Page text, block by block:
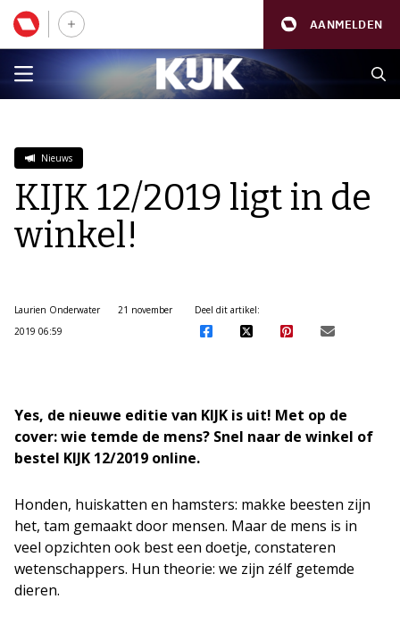
AANMELDEN
Nieuws
KIJK 12/2019 ligt in de
winkel!
Laurien Onderwater
21 november
2019 06:59
Deel dit artikel:
Yes, de nieuwe editie van KIJK is uit! Met op de
cover: wie temde de mens? Snel naar de winkel of
bestel KIJK 12/2019 online.
Honden, huiskatten en hamsters: makke beesten zijn
het, tam gemaakt door mensen. Maar de mens is in
veel opzichten ook best een doetje, constateren
wetenschappers. Hun theorie: we zijn zélf getemde
dieren.